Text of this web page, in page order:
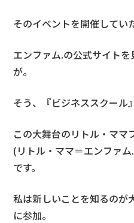
そのイベントを開催してい
エンファム.の公式サイト
が。
そう、『ビジネススクール
この大舞台のリトル・ママ
(リトル・ママ＝エンファ
です。
私は新しいことを知るのが
に参加。